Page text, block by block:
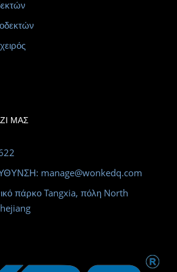
ΜΑΣ
manage@wonkedq.com
πάρκο Tangxia, πόλη North